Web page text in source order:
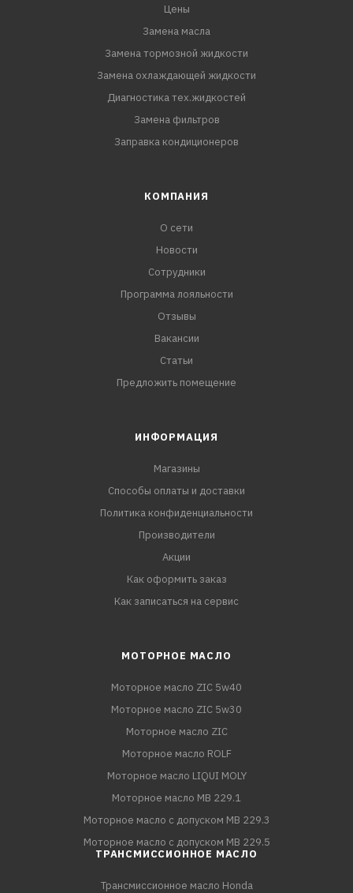
Цены
Замена масла
Замена тормозной жидкости
Замена охлаждающей жидкости
Диагностика тех.жидкостей
Замена фильтров
Заправка кондиционеров
КОМПАНИЯ
О сети
Новости
Сотрудники
Программа лояльности
Отзывы
Вакансии
Статьи
Предложить помещение
ИНФОРМАЦИЯ
Магазины
Способы оплаты и доставки
Политика конфиденциальности
Производители
Акции
Как оформить заказ
Как записаться на сервис
МОТОРНОЕ МАСЛО
Моторное масло ZIC 5w40
Моторное масло ZIC 5w30
Моторное масло ZIC
Моторное масло ROLF
Моторное масло LIQUI MOLY
Моторное масло MB 229.1
Моторное масло с допуском MB 229.3
Моторное масло с допуском MB 229.5
ТРАНСМИССИОННОЕ МАСЛО
Трансмиссионное масло Honda